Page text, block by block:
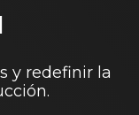
y redefinir la